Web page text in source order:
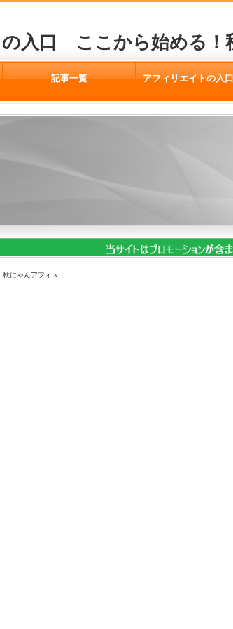
入口 ここから始める！
記事一覧 アフィリエイトの入
にゃんアフィ »